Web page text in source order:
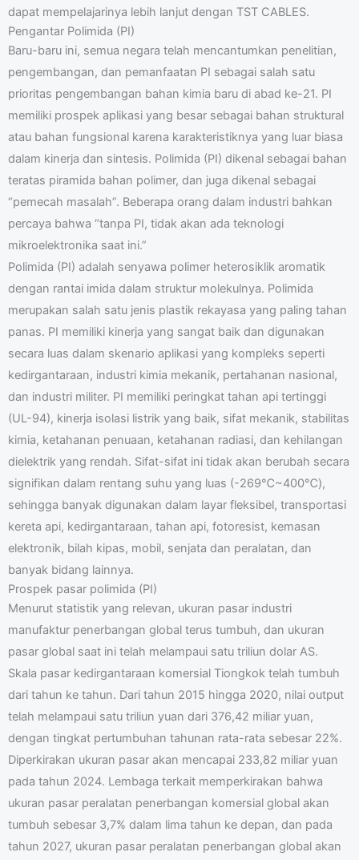
dapat mempelajarinya lebih lanjut dengan TST CABLES.
Pengantar Polimida (PI)
Baru-baru ini, semua negara telah mencantumkan penelitian,
pengembangan, dan pemanfaatan PI sebagai salah satu
prioritas pengembangan bahan kimia baru di abad ke-21. PI
memiliki prospek aplikasi yang besar sebagai bahan struktural
atau bahan fungsional karena karakteristiknya yang luar biasa
dalam kinerja dan sintesis. Polimida (PI) dikenal sebagai bahan
teratas piramida bahan polimer, dan juga dikenal sebagai
“pemecah masalah”. Beberapa orang dalam industri bahkan
percaya bahwa “tanpa PI, tidak akan ada teknologi
mikroelektronika saat ini.”
Polimida (PI) adalah senyawa polimer heterosiklik aromatik
dengan rantai imida dalam struktur molekulnya. Polimida
merupakan salah satu jenis plastik rekayasa yang paling tahan
panas. PI memiliki kinerja yang sangat baik dan digunakan
secara luas dalam skenario aplikasi yang kompleks seperti
kedirgantaraan, industri kimia mekanik, pertahanan nasional,
dan industri militer. PI memiliki peringkat tahan api tertinggi
(UL-94), kinerja isolasi listrik yang baik, sifat mekanik, stabilitas
kimia, ketahanan penuaan, ketahanan radiasi, dan kehilangan
dielektrik yang rendah. Sifat-sifat ini tidak akan berubah secara
signifikan dalam rentang suhu yang luas (-269℃~400℃),
sehingga banyak digunakan dalam layar fleksibel, transportasi
kereta api, kedirgantaraan, tahan api, fotoresist, kemasan
elektronik, bilah kipas, mobil, senjata dan peralatan, dan
banyak bidang lainnya.
Prospek pasar polimida (PI)
Menurut statistik yang relevan, ukuran pasar industri
manufaktur penerbangan global terus tumbuh, dan ukuran
pasar global saat ini telah melampaui satu triliun dolar AS.
Skala pasar kedirgantaraan komersial Tiongkok telah tumbuh
dari tahun ke tahun. Dari tahun 2015 hingga 2020, nilai output
telah melampaui satu triliun yuan dari 376,42 miliar yuan,
dengan tingkat pertumbuhan tahunan rata-rata sebesar 22%.
Diperkirakan ukuran pasar akan mencapai 233,82 miliar yuan
pada tahun 2024. Lembaga terkait memperkirakan bahwa
ukuran pasar peralatan penerbangan komersial global akan
tumbuh sebesar 3,7% dalam lima tahun ke depan, dan pada
tahun 2027, ukuran pasar peralatan penerbangan global akan